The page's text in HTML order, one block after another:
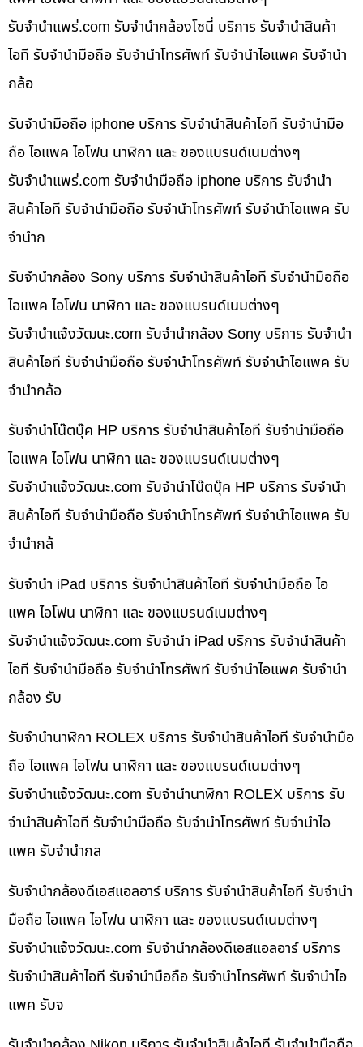
รับจํานําแพร่.com รับจำนำกล้องโซนี่ บริการ รับจำนำสินค้า
ไอที รับจำนำมือถือ รับจำนำโทรศัพท์ รับจำนำไอแพค รับจำนำ
กล้อ
รับจำนำมือถือ iphone บริการ รับจำนำสินค้าไอที รับจำนำมือ
ถือ ไอแพค ไอโฟน นาฬิกา และ ของแบรนด์เนมต่างๆ
รับจํานําแพร่.com รับจำนำมือถือ iphone บริการ รับจำนำ
สินค้าไอที รับจำนำมือถือ รับจำนำโทรศัพท์ รับจำนำไอแพค รับ
จำนำก
รับจำนำกล้อง Sony บริการ รับจำนำสินค้าไอที รับจำนำมือถือ
ไอแพค ไอโฟน นาฬิกา และ ของแบรนด์เนมต่างๆ
รับจํานําแจ้งวัฒนะ.com รับจำนำกล้อง Sony บริการ รับจำนำ
สินค้าไอที รับจำนำมือถือ รับจำนำโทรศัพท์ รับจำนำไอแพค รับ
จำนำกล้อ
รับจำนำโน๊ตบุ๊ค HP บริการ รับจำนำสินค้าไอที รับจำนำมือถือ
ไอแพค ไอโฟน นาฬิกา และ ของแบรนด์เนมต่างๆ
รับจํานําแจ้งวัฒนะ.com รับจำนำโน๊ตบุ๊ค HP บริการ รับจำนำ
สินค้าไอที รับจำนำมือถือ รับจำนำโทรศัพท์ รับจำนำไอแพค รับ
จำนำกล้
รับจำนำ iPad บริการ รับจำนำสินค้าไอที รับจำนำมือถือ ไอ
แพค ไอโฟน นาฬิกา และ ของแบรนด์เนมต่างๆ
รับจํานําแจ้งวัฒนะ.com รับจำนำ iPad บริการ รับจำนำสินค้า
ไอที รับจำนำมือถือ รับจำนำโทรศัพท์ รับจำนำไอแพค รับจำนำ
กล้อง รับ
รับจำนำนาฬิกา ROLEX บริการ รับจำนำสินค้าไอที รับจำนำมือ
ถือ ไอแพค ไอโฟน นาฬิกา และ ของแบรนด์เนมต่างๆ
รับจํานําแจ้งวัฒนะ.com รับจำนำนาฬิกา ROLEX บริการ รับ
จำนำสินค้าไอที รับจำนำมือถือ รับจำนำโทรศัพท์ รับจำนำไอ
แพค รับจำนำกล
รับจำนำกล้องดีเอสแอลอาร์ บริการ รับจำนำสินค้าไอที รับจำนำ
มือถือ ไอแพค ไอโฟน นาฬิกา และ ของแบรนด์เนมต่างๆ
รับจํานําแจ้งวัฒนะ.com รับจำนำกล้องดีเอสแอลอาร์ บริการ
รับจำนำสินค้าไอที รับจำนำมือถือ รับจำนำโทรศัพท์ รับจำนำไอ
แพค รับจ